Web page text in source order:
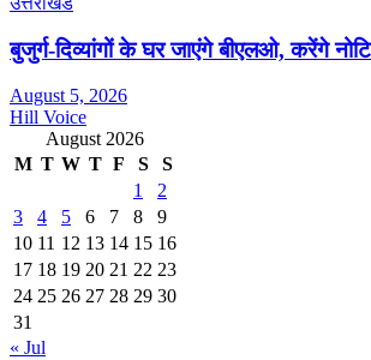
बुजुर्ग-दिव्यांगों के घर जाएंगे बीएलओ, करेंगे
August 5, 2026
Hill Voice
August 2026
M T W T F S
S
1
2
3
4 5 6 7 8
9
10 11 12 13 14 15 16
17 18 19 20 21 22 23
24 25 26 27 28 29 30
31
« Jul